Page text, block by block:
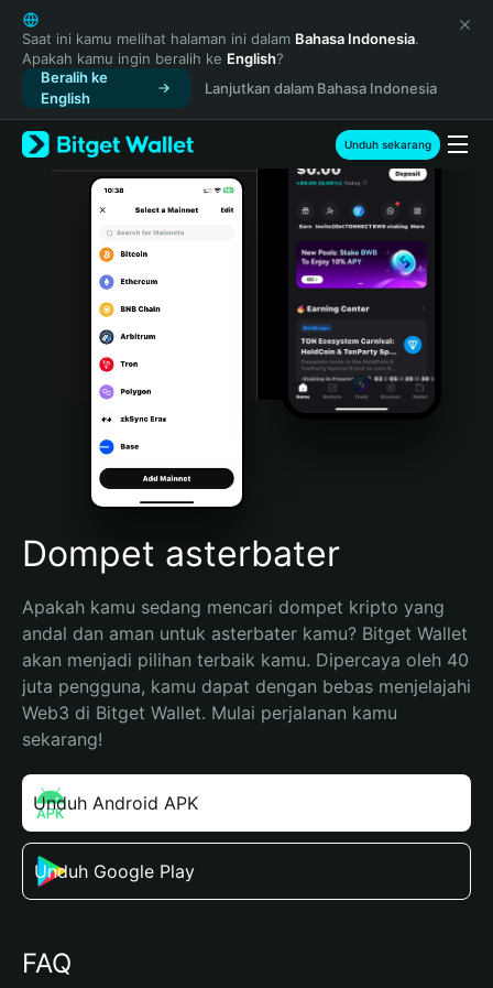
English
日本語
Tiếng Việt
Русский
Español (Latinoamérica)
Türkçe
Italiano
Português (Portugal)
Bahasa Indonesia
Português (Brasil)
Español (Argentina)
Saat ini kamu melihat halaman ini dalam Bahasa Indonesia.
Apakah kamu ingin beralih ke English?
Beralih ke
English
Lanjutkan dalam Bahasa Indonesia
Unduh sekarang
Dompet asterbater
Apakah kamu sedang mencari dompet kripto yang
andal dan aman untuk asterbater kamu? Bitget Wallet
akan menjadi pilihan terbaik kamu. Dipercaya oleh 40
juta pengguna, kamu dapat dengan bebas menjelajahi
Web3 di Bitget Wallet. Mulai perjalanan kamu
sekarang!
Unduh Android APK
Unduh Google Play
FAQ